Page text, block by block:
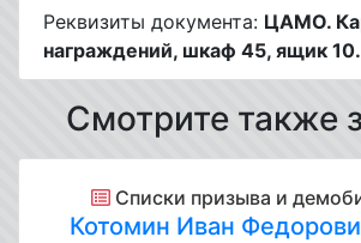
Реквизиты документа: ЦАМО.
награждений, шкаф 45, ящик 10.
Смотрите также
Списки призыва и
Котомин Иван